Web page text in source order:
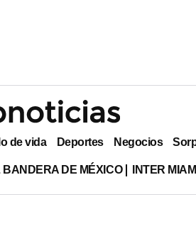
de vida Deportes Negocios
BANDERA DE MÉXICO INTER